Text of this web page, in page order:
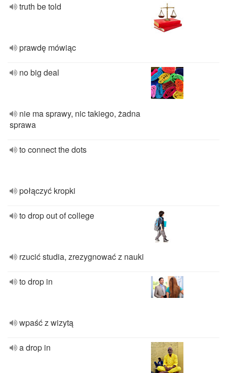
truth be told
prawdę mówiąc
no big deal
nie ma sprawy, nic takiego, żadna
sprawa
to connect the dots
połączyć kropki
to drop out of college
rzucić studia, zrezygnować z nauki
to drop in
wpaść z wizytą
a drop in